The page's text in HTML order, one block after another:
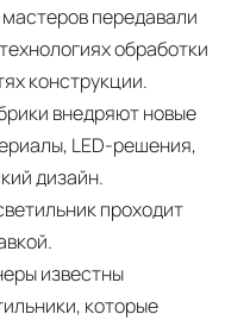
передавали
обработки
конструкции.
внедряют новые
LED-решения,
дизайн.
проходит
известны
которые